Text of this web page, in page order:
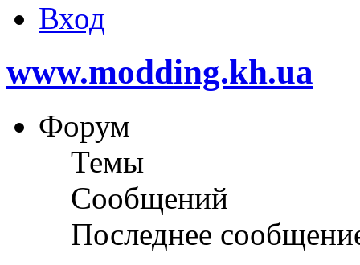
Вход
www.modding.kh.ua
Форум
Темы
Сообщений
Последнее